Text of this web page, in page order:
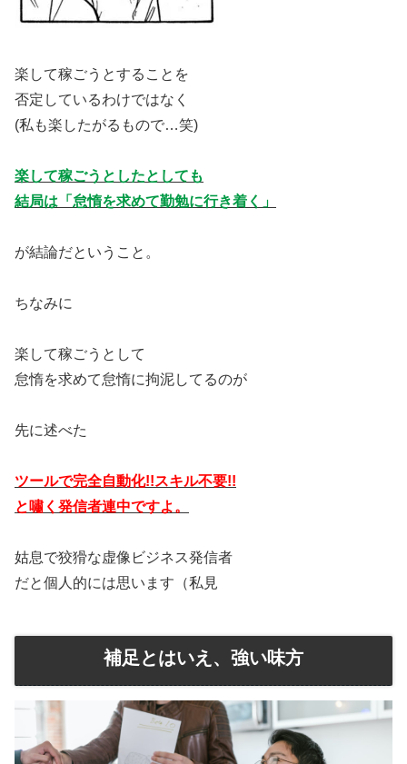
楽して稼ごうとすることを
否定しているわけではなく
(私も楽したがるもので…笑)
楽して稼ごうとしたとしても
結局は「怠惰を求めて勤勉に行き着く」
が結論だということ。
ちなみに
楽して稼ごうとして
怠惰を求めて怠惰に拘泥してるのが
先に述べた
ツールで完全自動化!!スキル不要!!
と嘯く発信者連中ですよ。
姑息で狡猾な虚像ビジネス発信者
だと個人的には思います（私見
補足とはいえ、強い味方